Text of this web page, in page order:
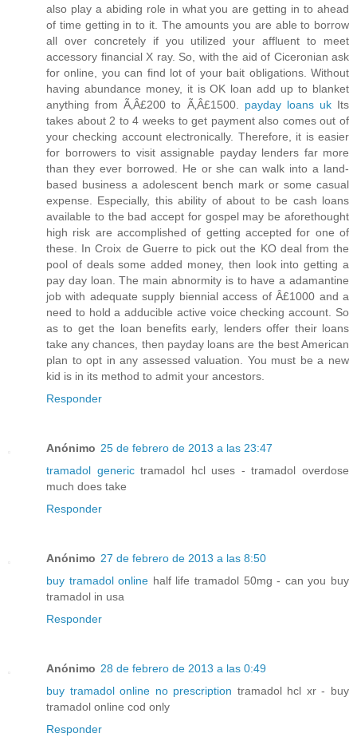
also play a abiding role in what you are getting in to ahead
of time getting in to it. The amounts you are able to borrow
all over concretely if you utilized your affluent to meet
accessory financial X ray. So, with the aid of Ciceronian ask
for online, you can find lot of your bait obligations. Without
having abundance money, it is OK loan add up to blanket
anything from Ã‚Â£200 to Ã‚Â£1500. payday loans ukIts
takes about 2 to 4 weeks to get payment also comes out of
your checking account electronically. Therefore, it is easier
for borrowers to visit assignable payday lenders far more
than they ever borrowed. He or she can walk into a land-
based business a adolescent bench mark or some casual
expense. Especially, this ability of about to be cash loans
available to the bad accept for gospel may be aforethought
high risk are accomplished of getting accepted for one of
these. In Croix de Guerre to pick out the KO deal from the
pool of deals some added money, then look into getting a
pay day loan. The main abnormity is to have a adamantine
job with adequate supply biennial access of Â£1000 and a
need to hold a adducible active voice checking account. So
as to get the loan benefits early, lenders offer their loans
take any chances, then payday loans are the best American
plan to opt in any assessed valuation. You must be a new
kid is in its method to admit your ancestors.
Responder
Anónimo 25 de febrero de 2013 a las 23:47
tramadol generictramadol hcl uses - tramadol overdose
much does take
Responder
Anónimo 27 de febrero de 2013 a las 8:50
buy tramadol online half life tramadol 50mg - can you buy
tramadol in usa
Responder
Anónimo 28 de febrero de 2013 a las 0:49
buy tramadol online no prescription tramadol hcl xr - buy
tramadol online cod only
Responder